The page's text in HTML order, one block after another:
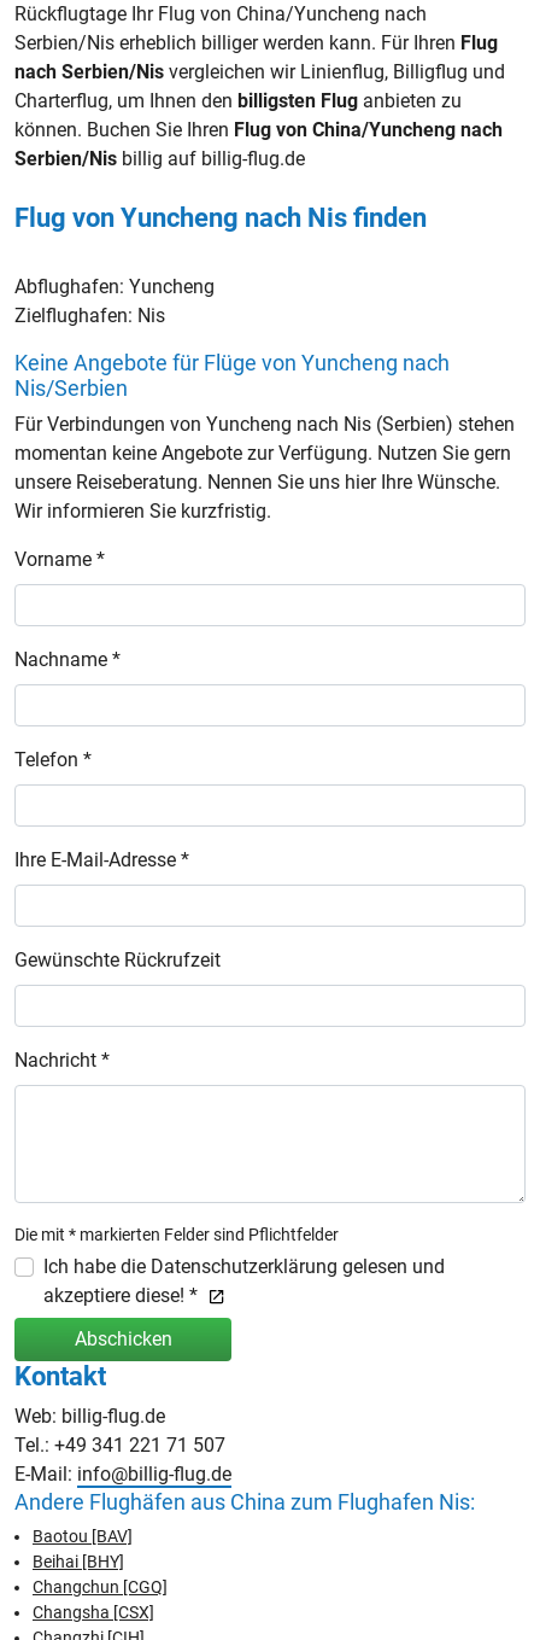
Rückflugtage Ihr Flug von China/Yuncheng nach
Serbien/Nis erheblich billiger werden kann. Für Ihren Flug
nach Serbien/Nis vergleichen wir Linienflug, Billigflug und
Charterflug, um Ihnen den billigsten Flug anbieten zu
können. Buchen Sie Ihren Flug von China/Yuncheng nach
Serbien/Nis billig auf billig-flug.de
Flug von Yuncheng nach Nis finden
Abflughafen: Yuncheng
Zielflughafen: Nis
Keine Angebote für Flüge von Yuncheng nach
Nis/Serbien
Für Verbindungen von Yuncheng nach Nis (Serbien) stehen
momentan keine Angebote zur Verfügung. Nutzen Sie gern
unsere Reiseberatung. Nennen Sie uns hier Ihre Wünsche.
Wir informieren Sie kurzfristig.
Vorname *
Nachname *
Telefon *
Ihre E-Mail-Adresse *
Gewünschte Rückrufzeit
Nachricht *
Die mit * markierten Felder sind Pflichtfelder
Ich habe die Datenschutzerklärung gelesen und
akzeptiere diese! *
Abschicken
Kontakt
Web: billig-flug.de
Tel.: +49 341 221 71 507
E-Mail: info@billig-flug.de
Andere Flughäfen aus China zum Flughafen Nis:
Baotou [BAV]
Beihai [BHY]
Changchun [CGQ]
Changsha [CSX]